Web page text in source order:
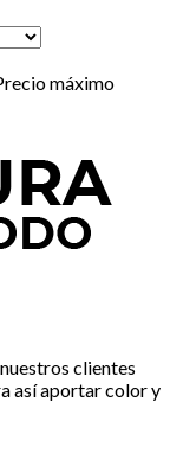
máximo
clientes
así aportar color y